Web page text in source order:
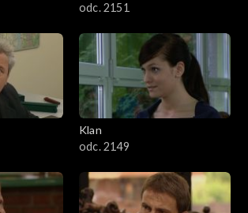
odc. 2151
Klan
odc. 2149